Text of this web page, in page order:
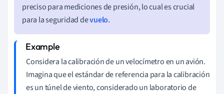
preciso para mediciones de presión, lo cual es crucial
para la seguridad devuelo.
Considera la calibración de un velocímetro en un avión.
Imagina que el estándar de referencia para la calibración
es un túnel de viento, considerado un laboratorio de